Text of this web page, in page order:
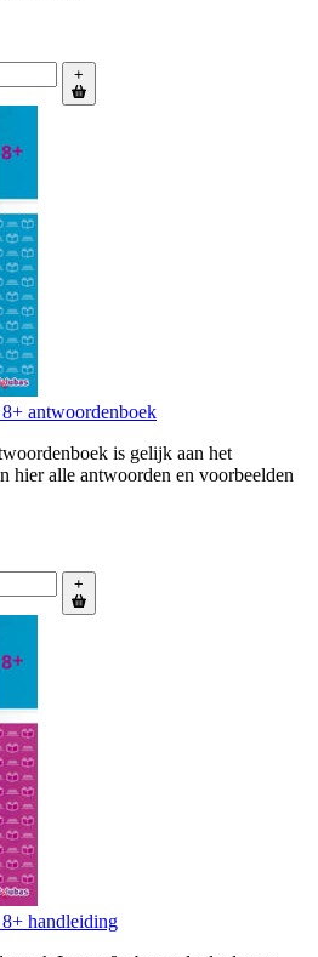
+
antwoordenboek
is gelijk aan het
hier alle antwoorden en voorbeelden
+
handleiding